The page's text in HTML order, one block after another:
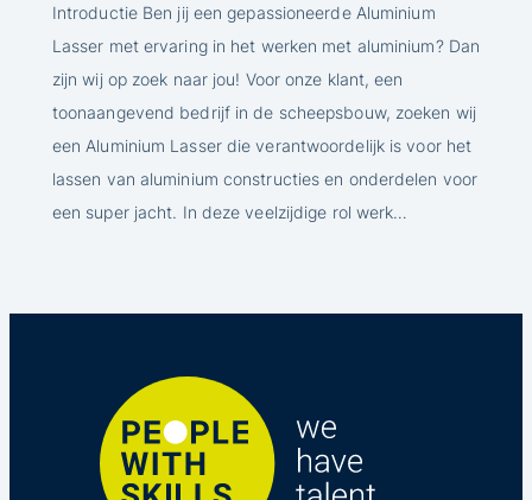
Introductie Ben jij een gepassioneerde Aluminium
Lasser met ervaring in het werken met aluminium? Dan
zijn wij op zoek naar jou! Voor onze klant, een
toonaangevend bedrijf in de scheepsbouw, zoeken wij
een Aluminium Lasser die verantwoordelijk is voor het
lassen van aluminium constructies en onderdelen voor
een super jacht. In deze veelzijdige rol werk…